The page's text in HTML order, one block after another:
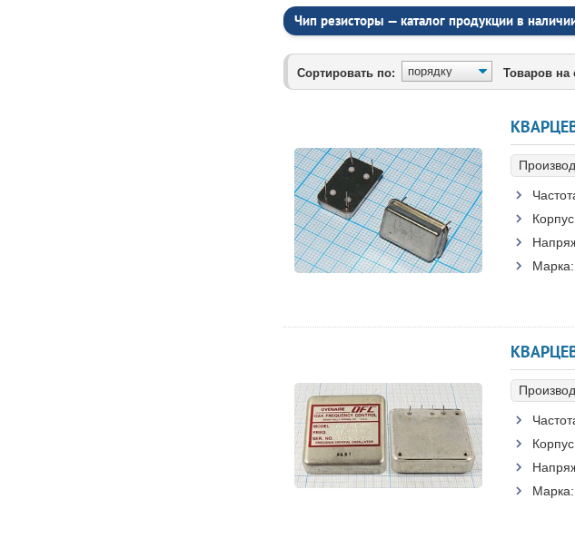
Чип резисторы — каталог продукции в
Сортировать по: Товаров на
Марка:
Марка: